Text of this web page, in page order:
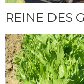
REINE DES